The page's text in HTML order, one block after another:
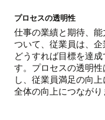
プロセスの透明性
仕事の業績と期待、
ついて、従業員は、企
どうすれば目標を達
す。プロセスの透明
し、従業員満足の向
全体の向上につながり